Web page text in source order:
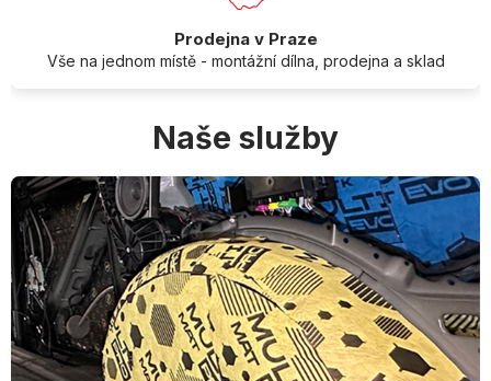
Prodejna v Praze
Vše na jednom místě - montážní dílna, prodejna a sklad
Naše služby